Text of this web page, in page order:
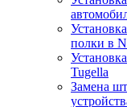
полки в
Tugella
Замена